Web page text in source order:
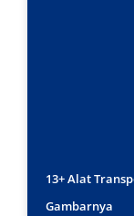
13+ Alat
Gambarnya